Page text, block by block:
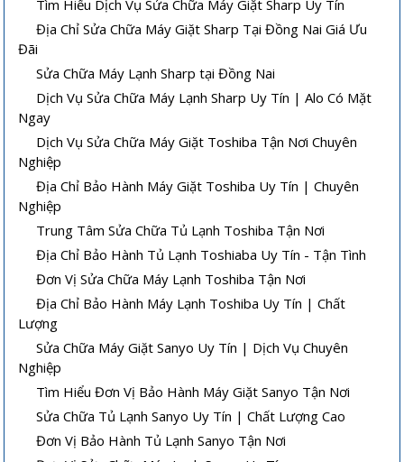
Tìm Hiểu Dịch Vụ Sửa Chữa Máy Giặt Sharp Uy Tín
Địa Chỉ Sửa Chữa Máy Giặt Sharp Tại Đồng Nai Giá Ưu
Đãi
Sửa Chữa Máy Lạnh Sharp tại Đồng Nai
Dịch Vụ Sửa Chữa Máy Lạnh Sharp Uy Tín | Alo Có Mặt
Ngay
Dịch Vụ Sửa Chữa Máy Giặt Toshiba Tận Nơi Chuyên
Nghiệp
Địa Chỉ Bảo Hành Máy Giặt Toshiba Uy Tín | Chuyên
Nghiệp
Trung Tâm Sửa Chữa Tủ Lạnh Toshiba Tận Nơi
Địa Chỉ Bảo Hành Tủ Lạnh Toshiaba Uy Tín - Tận Tình
Đơn Vị Sửa Chữa Máy Lạnh Toshiba Tận Nơi
Địa Chỉ Bảo Hành Máy Lạnh Toshiba Uy Tín | Chất
Lượng
Sửa Chữa Máy Giặt Sanyo Uy Tín | Dịch Vụ Chuyên
Nghiệp
Tìm Hiểu Đơn Vị Bảo Hành Máy Giặt Sanyo Tận Nơi
Sửa Chữa Tủ Lạnh Sanyo Uy Tín | Chất Lượng Cao
Đơn Vị Bảo Hành Tủ Lạnh Sanyo Tận Nơi